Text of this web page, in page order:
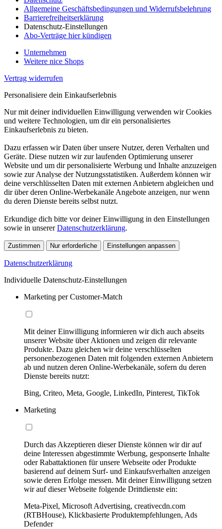
Allgemeine Geschäftsbedingungen und Widerrufsbelehrung
Barrierefreiheitserklärung
Datenschutz-Einstellungen
Abo-Verträge hier kündigen
Unternehmen
Weitere nice Shops
Vertrag widerrufen
Personalisiere dein Einkaufserlebnis
Nur mit deiner individuellen Einwilligung verwenden wir Cookies
und weitere Technologien, um dir ein personalisiertes
Einkaufserlebnis zu bieten.
Dazu erfassen wir Daten über unsere Nutzer, deren Verhalten und
Geräte. Diese nutzen wir zur laufenden Optimierung unserer
Website und um dir personalisierte Werbung und Inhalte anzuzeigen
sowie zur Analyse der Nutzungsstatistiken. Außerdem können wir
deine verschlüsselten Daten mit externen Anbietern abgleichen und
dir über deren Online-Werbekanäle Angebote anzeigen, nur wenn
du deren Dienste bereits selbst nutzt.
Erkundige dich bitte vor deiner Einwilligung in den Einstellungen
sowie in unsererDatenschutzerklärung.
Zustimmen Nur erforderliche Einstellungen anpassen
Datenschutzerklärung
Individuelle Datenschutz-Einstellungen
Marketing per Customer-Match
Mit deiner Einwilligung informieren wir dich auch abseits
unserer Website über Aktionen und zeigen dir relevante
Produkte. Dazu gleichen wir deine verschlüsselten
personenbezogenen Daten mit folgenden externen Anbietern
ab und nutzen deren Online-Werbekanäle, sofern du deren
Dienste bereits nutzt:
Bing, Criteo, Meta, Google, LinkedIn, Pinterest, TikTok
Marketing
Durch das Akzeptieren dieser Dienste können wir dir auf
deine Interessen abgestimmte Werbung, gesponserte Inhalte
oder Rabattaktionen für unsere Webseite oder Produkte
basierend auf deinem Surf- und Einkaufsverhalten anzeigen
sowie deren Erfolge messen. Mit deiner Einwilligung setzen
wir auf dieser Webseite folgende Drittdienste ein:
Meta-Pixel, Microsoft Advertising, creativecdn.com
(RTBHouse), Klickbasierte Produktempfehlungen, Ads
Defender